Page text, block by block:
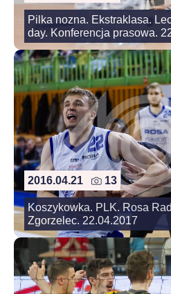
Pilka nozna. Ekstraklasa.
day. Konferencja prasowa.
2016.04.21 13
Koszykowka. PLK. Rosa
Zgorzelec. 22.04.2017